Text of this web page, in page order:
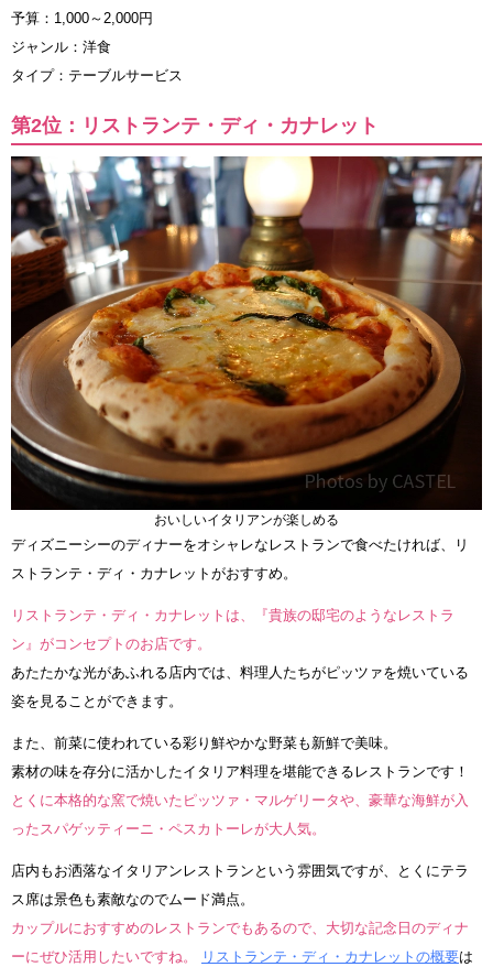
予算：1,000～2,000円
ジャンル：洋食
タイプ：テーブルサービス
第2位：リストランテ・ディ・カナレット
おいしいイタリアンが楽しめる
ディズニーシーのディナーをオシャレなレストランで食べたければ、リ
ストランテ・ディ・カナレットがおすすめ。
リストランテ・ディ・カナレットは、『貴族の邸宅のようなレストラ
ン』がコンセプトのお店です。
あたたかな光があふれる店内では、料理人たちがピッツァを焼いている
姿を見ることができます。
また、前菜に使われている彩り鮮やかな野菜も新鮮で美味。
素材の味を存分に活かしたイタリア料理を堪能できるレストランです！
とくに本格的な窯で焼いたピッツァ・マルゲリータや、豪華な海鮮が入
ったスパゲッティーニ・ペスカトーレが大人気。
店内もお洒落なイタリアンレストランという雰囲気ですが、とくにテラ
ス席は景色も素敵なのでムード満点。
カップルにおすすめのレストランでもあるので、大切な記念日のディナ
ーにぜひ活用したいですね。
リストランテ・ディ・カナレットの概要は